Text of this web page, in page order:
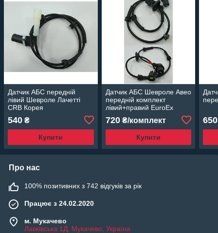
Датчик АБС передній
лівий Шевроле Лачетті
CRB Корея
540 ₴
Купити
Датчик АБС Шевроле Авео
передній комплект
лівий+правий EuroEx
720₴/комплект
Купити
650
Про нас
100% позитивних з 742 відгуків за рік
Працює з 24.02.2020
м. Мукачево
Лавківська 1Д, Мукачево, Україна